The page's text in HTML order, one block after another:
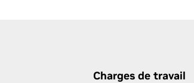
Charges de travail